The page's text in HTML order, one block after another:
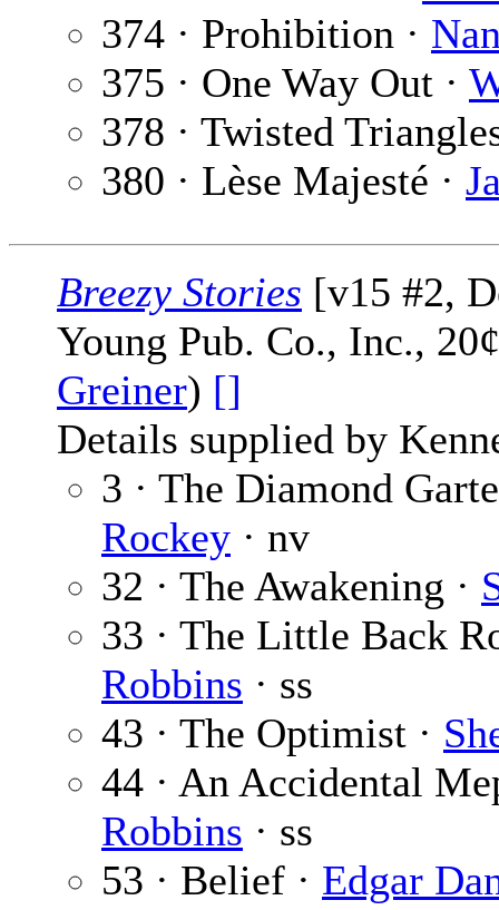
374 · Prohibition ·
375 · One Way Out ·
378 · Twisted
380 · Lèse Majesté ·
Breezy Stories [v15 #2,
Young Pub. Co., Inc.,
Greiner) []
Details supplied by
3 · The Diamond
Rockey · nv
32 · The Awakening ·
33 · The Little Back
Robbins · ss
43 · The Optimist ·
44 · An Accidental
Robbins · ss
53 · Belief · Edgar